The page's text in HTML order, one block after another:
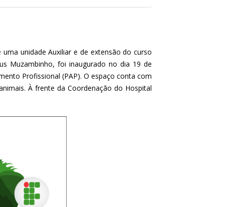
unidade Auxiliar e de extensão do curso
Muzambinho, foi inaugurado no dia 19 de
Profissional (PAP). O espaço conta com
À frente da Coordenação do Hospital